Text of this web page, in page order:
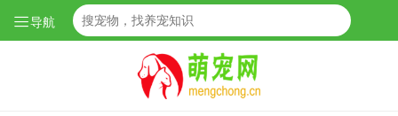
导航